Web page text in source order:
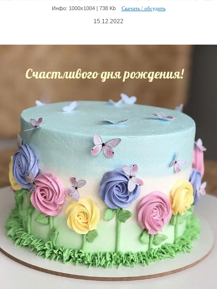
Инфо: 1000х1004 | 738 Kb Скачать / обсудить
15.12.2022